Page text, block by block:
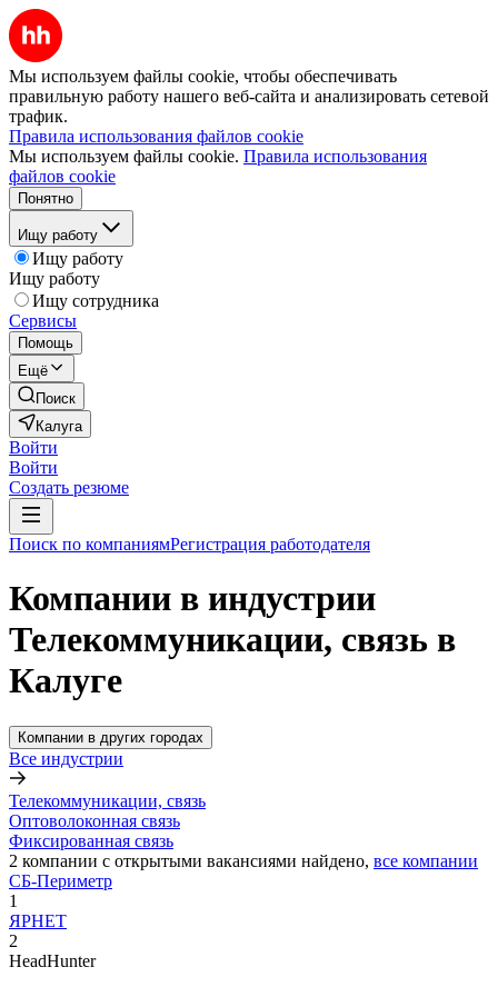
Мы используем файлы cookie, чтобы обеспечивать
правильную работу нашего веб-сайта и анализировать сетевой
трафик.
Правила использования файлов cookie
Мы используем файлы cookie. Правила использования
файлов cookie
Понятно
Ищу работу
Ищу работу
Ищу работу
Ищу сотрудника
Сервисы
Помощь
Ещё
Поиск
Калуга
Войти
Войти
Создать резюме
Поиск по компаниямРегистрация работодателя
Компании в индустрии
Телекоммуникации, связь в
Калуге
Компании в других городах
Все индустрии
Телекоммуникации, связь
Оптоволоконная связь
Фиксированная связь
2 компании с открытыми вакансиями найдено, все компании
СБ-Периметр
1
ЯРНЕТ
2
HeadHunter